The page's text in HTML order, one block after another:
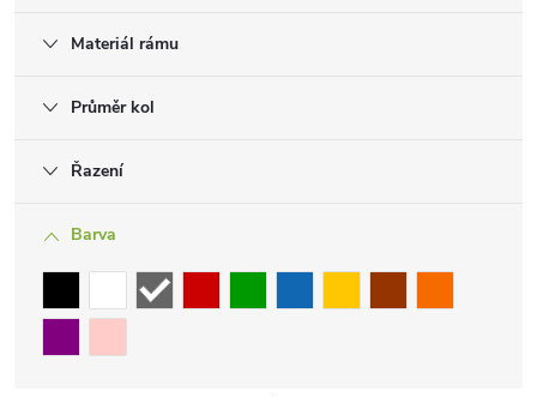
Materiál rámu
Průměr kol
Řazení
Barva